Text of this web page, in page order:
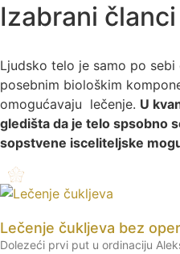
Izabrani članci
Ljudsko telo je samo po
posebnim biološkim
omogućavaju lečenje. U
gledišta da je telo spsobno
sopstvene isceliteljske
Lečenje čukljeva bez
Dolezeći prvi put u ordinaciju